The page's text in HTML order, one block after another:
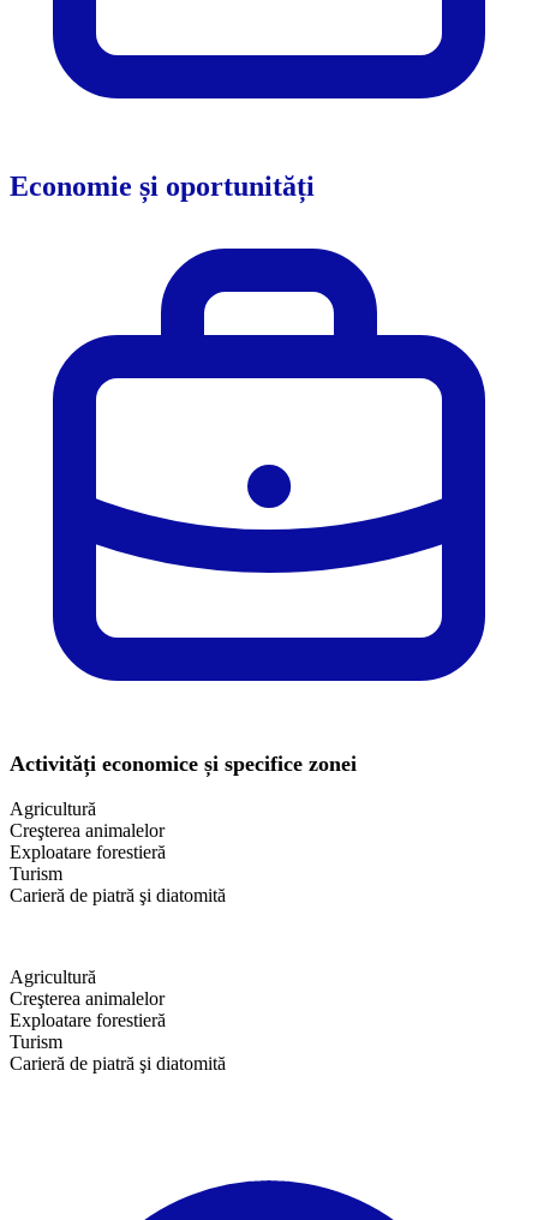
Economie și oportunități
Activități economice și specifice zonei
Agricultură
Creşterea animalelor
Exploatare forestieră
Turism
Carieră de piatră şi diatomită
Agricultură
Creşterea animalelor
Exploatare forestieră
Turism
​Carieră de piatră şi diatomită